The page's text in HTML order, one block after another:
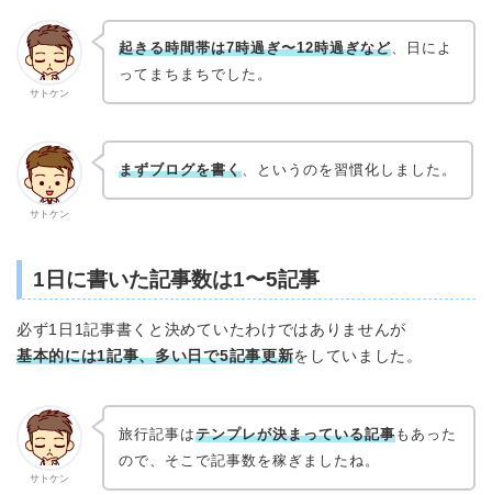
サトケン
起きる時間帯は7時過ぎ〜12時過ぎなど、日によ
ってまちまちでした。
サトケン
まずブログを書く、というのを習慣化しました。
1日に書いた記事数は1〜5記事
必ず1日1記事書くと決めていたわけではありませんが
基本的には1記事、多い日で5記事更新をしていました。
サトケン
旅行記事はテンプレが決まっている記事もあった
ので、そこで記事数を稼ぎましたね。